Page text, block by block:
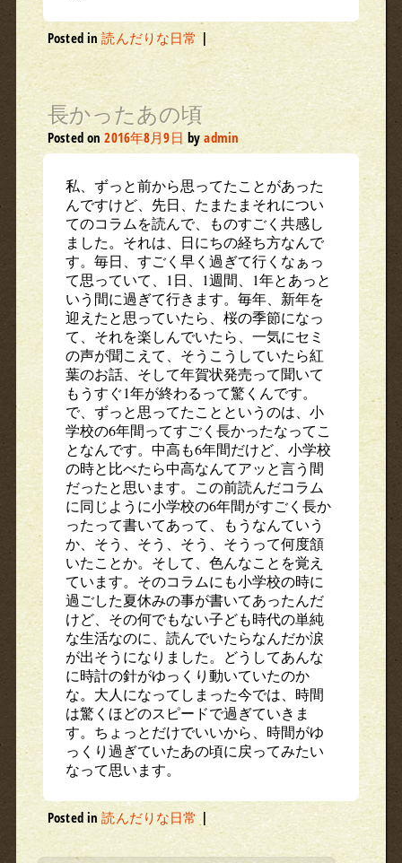
Posted in読んだりな日常 |
長かったあの頃
Posted on2016年8月9日 byadmin
私、ずっと前から思ってたことがあった
んですけど、先日、たまたまそれについ
てのコラムを読んで、ものすごく共感し
ました。それは、日にちの経ち方なんで
す。毎日、すごく早く過ぎて行くなぁっ
て思っていて、1日、1週間、1年とあっと
いう間に過ぎて行きます。毎年、新年を
迎えたと思っていたら、桜の季節になっ
て、それを楽しんでいたら、一気にセミ
の声が聞こえて、そうこうしていたら紅
葉のお話、そして年賀状発売って聞いて
もうすぐ1年が終わるって驚くんです。
で、ずっと思ってたことというのは、小
学校の6年間ってすごく長かったなってこ
となんです。中高も6年間だけど、小学校
の時と比べたら中高なんてアッと言う間
だったと思います。この前読んだコラム
に同じように小学校の6年間がすごく長か
ったって書いてあって、もうなんていう
か、そう、そう、そう、そうって何度頷
いたことか。そして、色んなことを覚え
ています。そのコラムにも小学校の時に
過ごした夏休みの事が書いてあったんだ
けど、その何でもない子ども時代の単純
な生活なのに、読んでいたらなんだか涙
が出そうになりました。どうしてあんな
に時計の針がゆっくり動いていたのか
な。大人になってしまった今では、時間
は驚くほどのスピードで過ぎていきま
す。ちょっとだけでいいから、時間がゆ
っくり過ぎていたあの頃に戻ってみたい
なって思います。
Posted in読んだりな日常 |